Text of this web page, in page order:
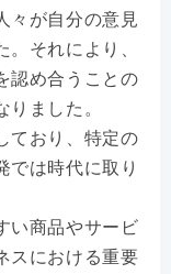
々が自分の意見
それにより、
認め合うことの
ました。
ており、特定の
では時代に取り
い商品やサービ
スにおける重要